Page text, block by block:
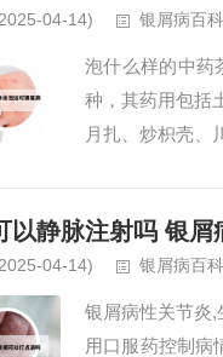
04-14) 银屑病百科
泡什么样的中药
种，其药用包括
月扎、炒枳壳、
以静脉注射吗 银屑
04-14) 银屑病百科
银屑病性关节炎
用口服药控制病